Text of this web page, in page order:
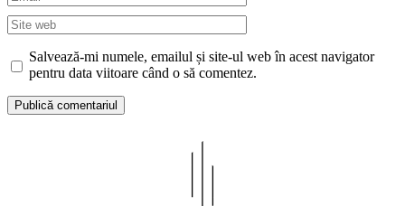
Site
web
Salvează-mi numele, emailul și site-ul web în acest navigator
pentru data viitoare când o să comentez.